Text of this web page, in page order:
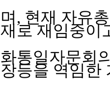
며 , 현재 자유
재로 재임중이
화통일자문회
장등을 역임한